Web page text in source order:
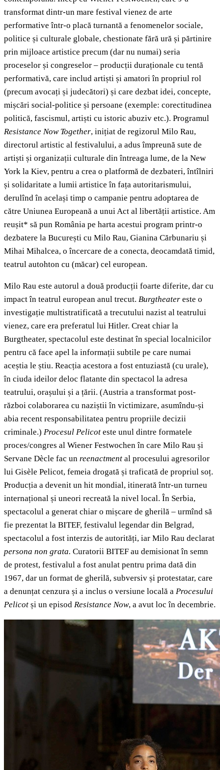
transformat dintr-un mare festival vienez de arte
performative într-o placă turnantă a fenomenelor sociale,
politice și culturale globale, chestionate fără ură și părtinire
prin mijloace artistice precum (dar nu numai) seria
proceselor și congreselor – producții duraționale cu tentă
performativă, care includ artiști și amatori în propriul rol
(precum avocați și judecători) și care dezbat idei, concepte,
mișcări social-politice și persoane (exemple: corectitudinea
politică, fascismul, artiști cu istoric abuziv etc.). Programul
Resistance Now Together, inițiat de regizorul Milo Rau,
directorul artistic al festivalului, a adus împreună sute de
artiști și organizații culturale din întreaga lume, de la New
York la Kiev, pentru a crea o platformă de dezbateri, întîlniri
și solidaritate a lumii artistice în fața autoritarismului,
derulînd în același timp o campanie pentru adoptarea de
către Uniunea Europeană a unui Act al libertății artistice. Am
reușit* să pun România pe harta acestui program printr-o
dezbatere la București cu Milo Rau, Gianina Cărbunariu și
Mihai Mihalcea, o încercare de a conecta, deocamdată timid,
teatrul autohton cu (măcar) cel european.
Milo Rau este autorul a două producții foarte diferite, dar cu
impact în teatrul european anul trecut. Burgtheater este o
investigație multistratificată a trecutului nazist al teatrului
vienez, care era preferatul lui Hitler. Creat chiar la
Burgtheater, spectacolul este destinat în special localnicilor
pentru că face apel la informații subtile pe care numai
aceștia le știu. Reacția acestora a fost entuziastă (cu urale),
în ciuda ideilor deloc flatante din spectacol la adresa
teatrului, orașului și a țării. (Austria a transformat post-
război colaborarea cu naziștii în victimizare, asumîndu-și
abia recent responsabilitatea pentru propriile decizii
criminale.) Procesul Pelicot este unul dintre formatele
proces/congres al Wiener Festwochen în care Milo Rau și
Servane Dècle fac un reenactment al procesului agresorilor
lui Gisèle Pelicot, femeia drogată și traficată de propriul soț.
Producția a devenit un hit mondial, itinerată într-un turneu
internațional și uneori recreată la nivel local. În Serbia,
spectacolul a generat chiar o mișcare de gherilă – urmînd să
fie prezentat la BITEF, festivalul legendar din Belgrad,
spectacolul a fost interzis de autorități, iar Milo Rau declarat
persona non grata. Curatorii BITEF au demisionat în semn
de protest, festivalul a fost anulat pentru prima dată din
1967, dar un format de gherilă, subversiv și protestatar, care
a denunțat cenzura și a inclus o versiune locală a Procesului
Pelicot și un episod Resistance Now, a avut loc în decembrie.